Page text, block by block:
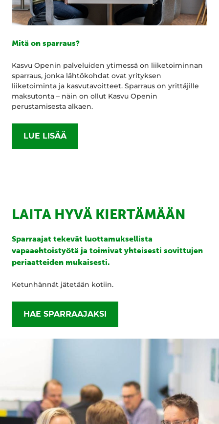
Mitä on sparraus?
Kasvu Openin palveluiden ytimessä on liiketoiminnan
sparraus, jonka lähtökohdat ovat yrityksen
liiketoiminta ja kasvutavoitteet. Sparraus on yrittäjille
maksutonta – näin on ollut Kasvu Openin
perustamisesta alkaen.
LUE LISÄÄ
LAITA HYVÄ KIERTÄMÄÄN
Sparraajat tekevät luottamuksellista
vapaaehtoistyötä ja toimivat yhteisesti sovittujen
periaatteiden mukaisesti.
Ketunhännät jätetään kotiin.
HAE SPARRAAJAKSI